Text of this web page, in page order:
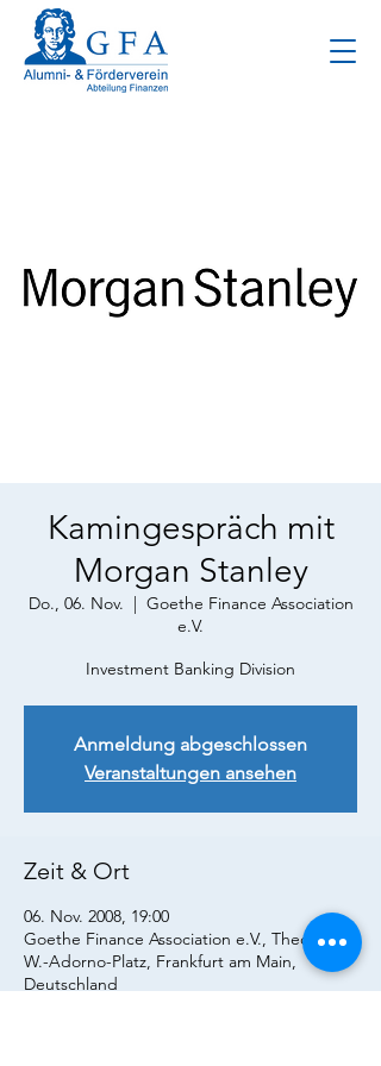
Kamingespräch mit
Morgan Stanley
Do., 06. Nov.
  |
Goethe Finance Association
e.V.
Investment Banking Division
Anmeldung abgeschlossen
Veranstaltungen ansehen
Zeit & Ort
06. Nov. 2008, 19:00
Goethe Finance Association e.V., Theodor-
W.-Adorno-Platz, Frankfurt am Main,
Deutschland